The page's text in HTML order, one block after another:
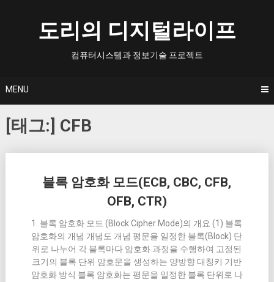
도리의 디지털라이프
컴퓨터시스템과 정보기술 프로젝트
MENU
[태그:] CFB
블록 암호화 모드(ECB, CBC, CFB,
OFB, CTR)
1. 블록 암호화 모드 (Block Cipher Mode)의 개요 (1) 블록
암호화의 개념 개념도 개념 평문을 일정한 블록(Block) 단
위로 나누어 각 블록마다 암호화 과정을 수행하여 고정된
크기의 블록 단위 암호문을 생성하는 양방향 대칭키 기반
암호화 방식 블록 암호화는 평문을 일정한 블록 단위로 나
navigation